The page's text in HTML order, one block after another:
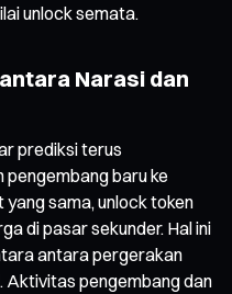
unlock semata.
Narasi dan
prediksi terus
pengembang baru ke
sama, unlock token
di pasar sekunder. Hal ini
antara pergerakan
Aktivitas pengembang dan